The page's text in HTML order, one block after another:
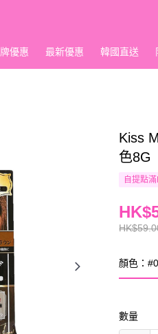
優惠 最新優惠 韓國直送
Kiss
色8G
自提點
顏色：
數量